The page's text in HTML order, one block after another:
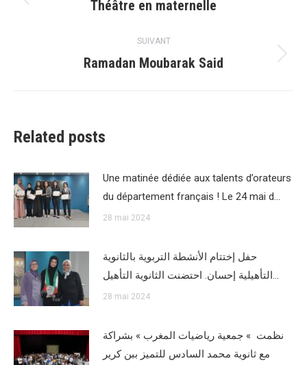
Article
:
Théâtre en maternelle
SUIVANT
Article
Ramadan Moubarak Said
Related posts
Une matinée dédiée aux talents d’orateurs
du département français ! Le 24 mai d…
28 mai 2024
حفل إختتام الأنشطة التربوية بالثانوية
التأهيلية إحسان. احتضنت الثانوية التأهيل…
28 mai 2024
نظمت » جمعية رياضيات المغرب » بشراكة
مع ثانوية محمد السادس للتميز ببن كرير